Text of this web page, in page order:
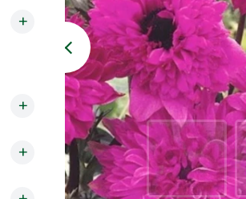
+
+
+